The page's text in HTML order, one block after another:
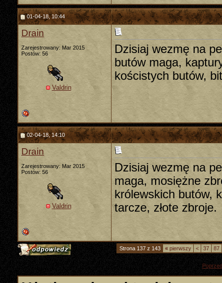
01-04-18, 10:44
Drain
Zarejestrowany: Mar 2015
Postów: 56
Valdrin
Dzisiaj wezmę na
butów maga,
kościstych butów,
02-04-18, 14:10
Drain
Zarejestrowany: Mar 2015
Postów: 56
Valdrin
Dzisiaj wezmę na
maga, mosiężne
królewskich butów,
tarcze, złote zbroje.
Strona 137 z 143 « pierwszy < 37 87